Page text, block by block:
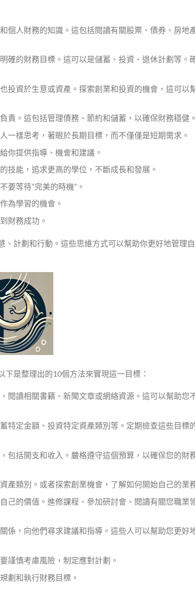
和個人財務的知識。這包括閱讀有關股票、債券、房地
確的財務目標。這可以是儲蓄、投資、退休計劃等。
投資於生意或資產。探索創業和投資的機會，這可以
責。這包括管理債務、節約和儲蓄，以確保財務穩健。
一樣思考，著眼於長期目標，而不僅僅是短期需求。
你提供指導、機會和建議。
技能，追求更高的學位，不斷成長和發展。
要等待”完美的時機”。
為學習的機會。
財務成功。
計劃和行動。這些思維方式可以幫助你更好地管理
是整理出的10個方法來實現這一目標：
閱讀相關書籍、新聞文章或網絡資源。這可以幫助您
特定金額、投資特定資產類別等。定期檢查這些目標
包括開支和收入。嚴格遵守這個預算，以確保您的財
產類別。或者探索創業機會，了解如何開始自己的業
己的價值。進修課程、參加研討會、閱讀有關您職業
係，向他們尋求建議和指導。這些人可以幫助您更好
謹慎考慮風險，制定應對計劃。
劃和執行財務目標。